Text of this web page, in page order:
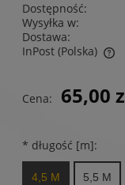
Dostępność:
Wysyłka w:
Dostawa:
InPost (Polska)
Cena nie
Cena: 65,00
* długość [m]:
4,5 M 5,5 M